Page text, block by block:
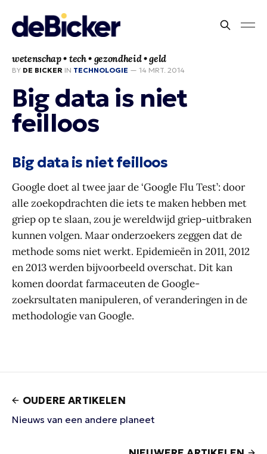
wetenschap • tech • gezondheid • geld
BY DE BICKER IN TECHNOLOGIE — 14 MRT. 2014
Big data is niet
feilloos
Big data is niet feilloos
Google doet al twee jaar de ‘Google Flu Test’: door
alle zoekopdrachten die iets te maken hebben met
griep op te slaan, zou je wereldwijd griep-uitbraken
kunnen volgen. Maar onderzoekers zeggen dat de
methode soms niet werkt. Epidemieën in 2011, 2012
en 2013 werden bijvoorbeeld overschat. Dit kan
komen doordat farmaceuten de Google-
zoekrsultaten manipuleren, of veranderingen in de
methodologie van Google.
OUDERE ARTIKELEN
Nieuws van een andere planeet